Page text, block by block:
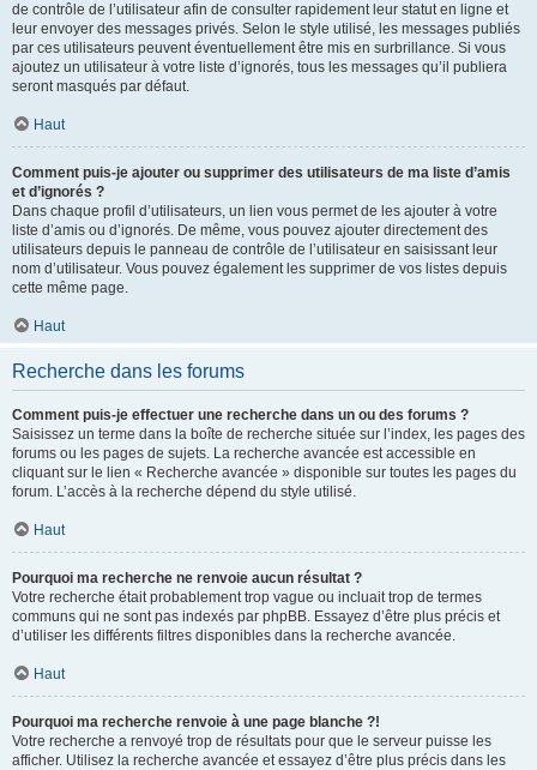
de contrôle de l’utilisateur afin de consulter rapidement leur statut en ligne et
leur envoyer des messages privés. Selon le style utilisé, les messages publiés
par ces utilisateurs peuvent éventuellement être mis en surbrillance. Si vous
ajoutez un utilisateur à votre liste d’ignorés, tous les messages qu’il publiera
seront masqués par défaut.
Haut
Comment puis-je ajouter ou supprimer des utilisateurs de ma liste d’amis
et d’ignorés ?
Dans chaque profil d’utilisateurs, un lien vous permet de les ajouter à votre
liste d’amis ou d’ignorés. De même, vous pouvez ajouter directement des
utilisateurs depuis le panneau de contrôle de l’utilisateur en saisissant leur
nom d’utilisateur. Vous pouvez également les supprimer de vos listes depuis
cette même page.
Haut
Recherche dans les forums
Comment puis-je effectuer une recherche dans un ou des forums ?
Saisissez un terme dans la boîte de recherche située sur l’index, les pages des
forums ou les pages de sujets. La recherche avancée est accessible en
cliquant sur le lien « Recherche avancée » disponible sur toutes les pages du
forum. L’accès à la recherche dépend du style utilisé.
Haut
Pourquoi ma recherche ne renvoie aucun résultat ?
Votre recherche était probablement trop vague ou incluait trop de termes
communs qui ne sont pas indexés par phpBB. Essayez d’être plus précis et
d’utiliser les différents filtres disponibles dans la recherche avancée.
Haut
Pourquoi ma recherche renvoie à une page blanche ?!
Votre recherche a renvoyé trop de résultats pour que le serveur puisse les
afficher. Utilisez la recherche avancée et essayez d’être plus précis dans les